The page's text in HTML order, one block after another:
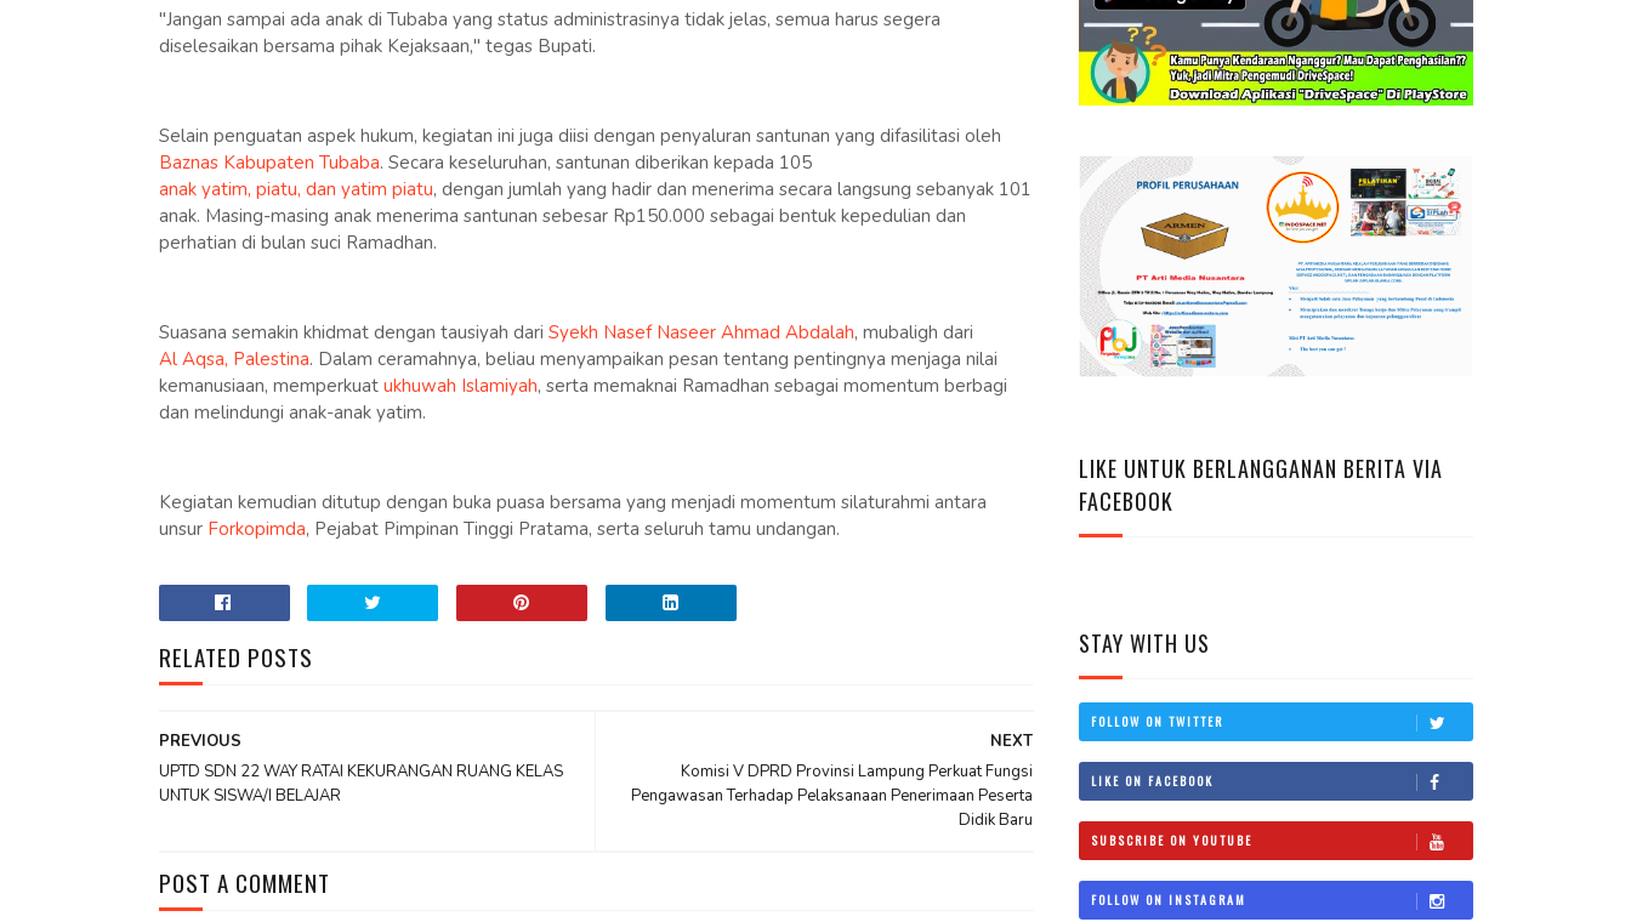
"Jangan sampai ada anak di Tubaba yang status administrasinya tidak jelas, semua harus segera
diselesaikan bersama pihak Kejaksaan," tegas Bupati.
Selain penguatan aspek hukum, kegiatan ini juga diisi dengan penyaluran santunan yang difasilitasi oleh
Baznas Kabupaten Tubaba. Secara keseluruhan, santunan diberikan kepada 105
anak yatim, piatu, dan yatim piatu, dengan jumlah yang hadir dan menerima secara langsung sebanyak 101
anak. Masing-masing anak menerima santunan sebesar Rp150.000 sebagai bentuk kepedulian dan
perhatian di bulan suci Ramadhan.
Suasana semakin khidmat dengan tausiyah dari Syekh Nasef Naseer Ahmad Abdalah, mubaligh dari
Al Aqsa, Palestina. Dalam ceramahnya, beliau menyampaikan pesan tentang pentingnya menjaga nilai
kemanusiaan, memperkuat ukhuwah Islamiyah, serta memaknai Ramadhan sebagai momentum berbagi
dan melindungi anak-anak yatim.
Kegiatan kemudian ditutup dengan buka puasa bersama yang menjadi momentum silaturahmi antara
unsur Forkopimda, Pejabat Pimpinan Tinggi Pratama, serta seluruh tamu undangan.
RELATED POSTS
NEXT
Komisi V DPRD Provinsi Lampung Perkuat Fungsi
Pengawasan Terhadap Pelaksanaan Penerimaan Peserta
Didik Baru
PREVIOUS
UPTD SDN 22 WAY RATAI KEKURANGAN RUANG KELAS
UNTUK SISWA/I BELAJAR
POST A COMMENT
LIKE UNTUK BERLANGGANAN BERITA VIA
FACEBOOK
STAY WITH US
FOLLOW ON TWITTER
LIKE ON FACEBOOK
SUBSCRIBE ON YOUTUBE
FOLLOW ON INSTAGRAM